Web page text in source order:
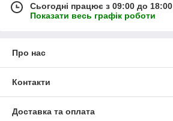
Сьогодні працює з 09:00 до 18:00
Показати весь графік роботи
Про нас
Контакти
Доставка та оплата